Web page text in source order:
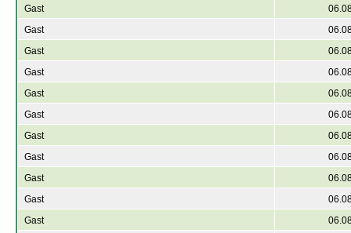
Gast
Gast
Gast
Gast
Gast
Gast
Gast
Gast
Gast
Gast
Gast